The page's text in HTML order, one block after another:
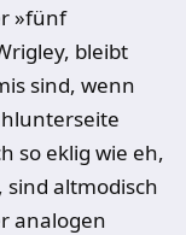
»fünf
bleibt
sind, wenn
so eklig wie eh,
sind altmodisch
analogen